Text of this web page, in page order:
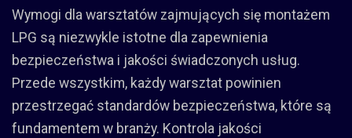
Wymogi dla warsztatów zajmujących się montażem
LPG są niezwykle istotne dla zapewnienia
bezpieczeństwa i jakości świadczonych usług.
Przede wszystkim, każdy warsztat powinien
przestrzegać standardów bezpieczeństwa, które są
fundamentem w branży. Kontrola jakości